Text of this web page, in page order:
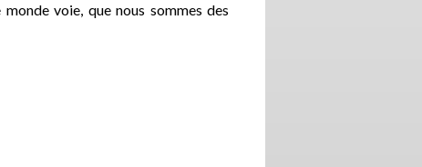
voie, que nous sommes des